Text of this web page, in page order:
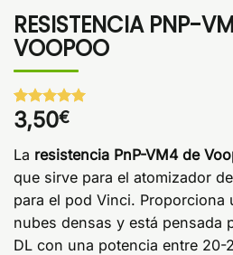
RESISTENCIA PNP-
VOOPOO
Valorado
con5de 5
en base a
1
valoración
de un
cliente
3,50€
La resistencia PnP-VM4 de
que sirve para el atomizador
para el pod Vinci. Proporciona
nubes densas y está pensada
DL con una potencia entre 20-